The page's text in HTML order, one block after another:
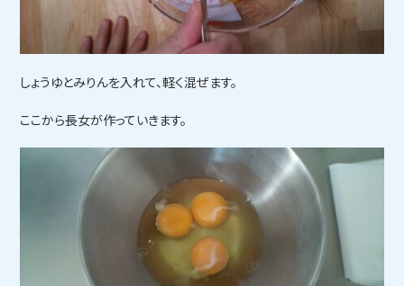
しょうゆとみりんを入れて、軽く混ぜます。
ここから長女が作っていきます。